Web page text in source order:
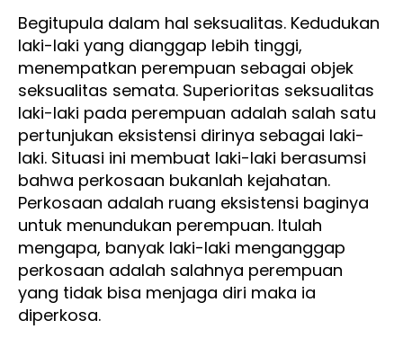
Begitupula dalam hal seksualitas. Kedudukan
laki-laki yang dianggap lebih tinggi,
menempatkan perempuan sebagai objek
seksualitas semata. Superioritas seksualitas
laki-laki pada perempuan adalah salah satu
pertunjukan eksistensi dirinya sebagai laki-
laki. Situasi ini membuat laki-laki berasumsi
bahwa perkosaan bukanlah kejahatan.
Perkosaan adalah ruang eksistensi baginya
untuk menundukan perempuan. Itulah
mengapa, banyak laki-laki menganggap
perkosaan adalah salahnya perempuan
yang tidak bisa menjaga diri maka ia
diperkosa.